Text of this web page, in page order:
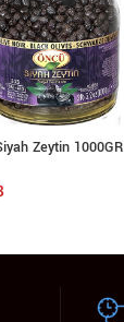
Zeytin 1000GR